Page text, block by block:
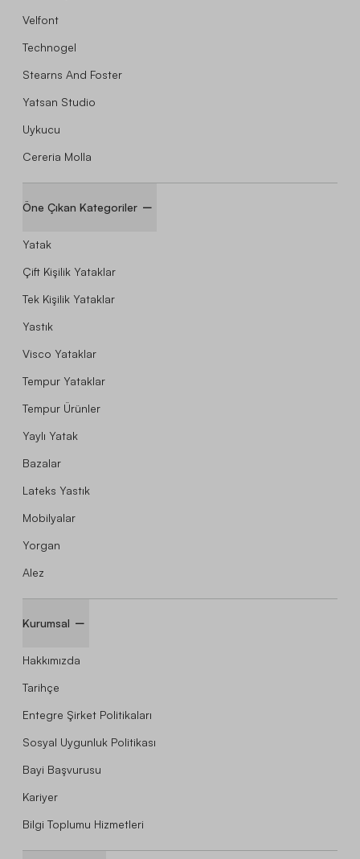
Velfont
Technogel
Stearns And Foster
Yatsan Studio
Uykucu
Cereria Molla
Öne Çıkan Kategoriler
Yatak
Çift Kişilik Yataklar
Tek Kişilik Yataklar
Yastık
Visco Yataklar
Tempur Yataklar
Tempur Ürünler
Yaylı Yatak
Bazalar
Lateks Yastık
Mobilyalar
Yorgan
Alez
Kurumsal
Hakkımızda
Tarihçe
Entegre Şirket Politikaları
Sosyal Uygunluk Politikası
Bayi Başvurusu
Kariyer
Bilgi Toplumu Hizmetleri